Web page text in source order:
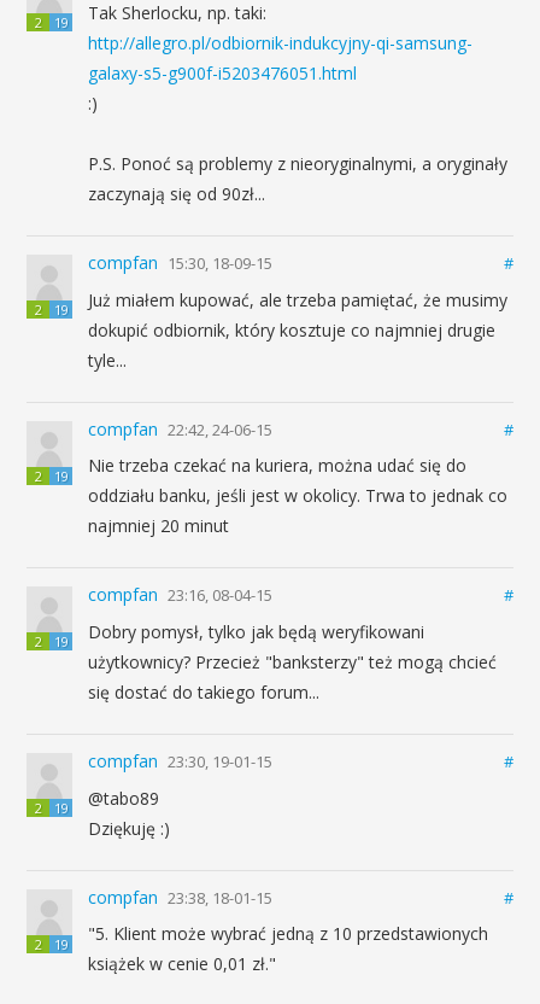
2 19
Tak Sherlocku, np. taki:
http://allegro.pl/odbiornik-indukcyjny-qi-samsung-
galaxy-s5-g900f-i5203476051.html
:)
P.S. Ponoć są problemy z nieoryginalnymi, a oryginały
zaczynają się od 90zł...
2 19
compfan 15:30, 18-09-15 #
Już miałem kupować, ale trzeba pamiętać, że musimy
dokupić odbiornik, który kosztuje co najmniej drugie
tyle...
2 19
compfan 22:42, 24-06-15 #
Nie trzeba czekać na kuriera, można udać się do
oddziału banku, jeśli jest w okolicy. Trwa to jednak co
najmniej 20 minut
2 19
compfan 23:16, 08-04-15 #
Dobry pomysł, tylko jak będą weryfikowani
użytkownicy? Przecież "banksterzy" też mogą chcieć
się dostać do takiego forum...
2 19
compfan 23:30, 19-01-15 #
@tabo89
Dziękuję :)
2 19
compfan 23:38, 18-01-15 #
"5. Klient może wybrać jedną z 10 przedstawionych
książek w cenie 0,01 zł."